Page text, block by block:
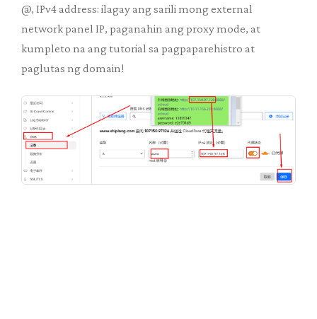
@, IPv4 address: ilagay ang sarili mong external
network panel IP, paganahin ang proxy mode, at
kumpleto na ang tutorial sa pagpaparehistro at
paglutas ng domain!